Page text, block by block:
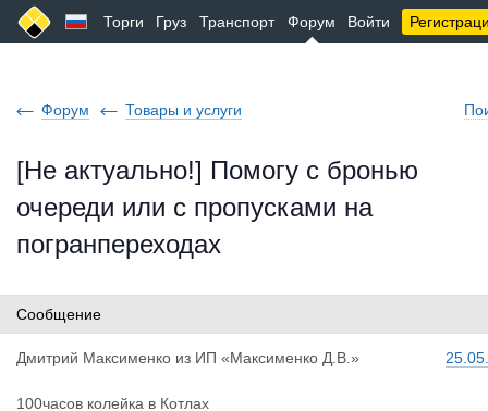
Торги Груз Транспорт Форум Войти
Форум Товары и услуги
[Не актуально!] Помогу с бронью
очереди или с пропусками на
погранпереходах
Сообщение
Дмитрий Максименко из ИП «Максименко Д.В.»
100часов колейка в Котлах